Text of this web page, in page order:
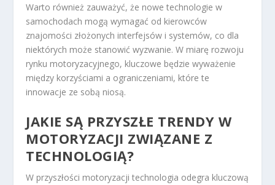
Warto również zauważyć, że nowe technologie w
samochodach mogą wymagać od kierowców
znajomości złożonych interfejsów i systemów, co dla
niektórych może stanowić wyzwanie. W miarę rozwoju
rynku motoryzacyjnego, kluczowe będzie wyważenie
między korzyściami a ograniczeniami, które te
innowacje ze sobą niosą.
JAKIE SĄ PRZYSZŁE TRENDY W
MOTORYZACJI ZWIĄZANE Z
TECHNOLOGIĄ?
W przyszłości motoryzacji technologia odegra kluczową